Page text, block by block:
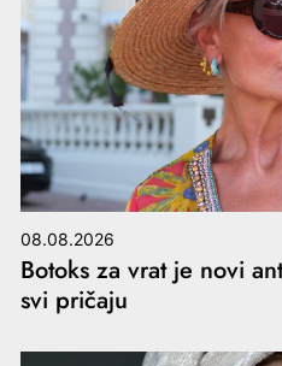
08.08.2026
Botoks za vrat je novi
svi pričaju